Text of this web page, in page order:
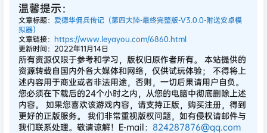
温馨提示：
文章标题： 爱德华佣兵传记（第四大陸-最终完整版-V3.0.0-附送安卓模
拟器）
文章链接： https://www.leyayou.com/6860.html
更新时间：2022年11月14日
所有资源仅限于参考和学习，版权归原作者所有。 本站提供的
资源转载自国内外各大媒体和网络，仅供试玩体验； 不得将上
述内容用于商业或者非法用途，否则，一切后果请用户自负。
您必须在下载后的24个小时之内，从您的电脑中彻底删除上述
内容。 如果您喜欢该游戏内容，请支持正版，购买注册，得到
更好的正版服务。 我们非常重视版权问题，如有侵权请邮件与
我们联系处理。敬请谅解！E-mail： 824287876@qq.com